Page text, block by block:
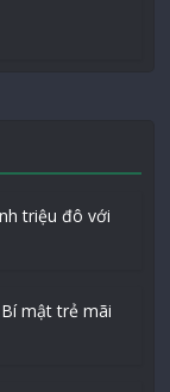
triệu đô với
mật trẻ mãi